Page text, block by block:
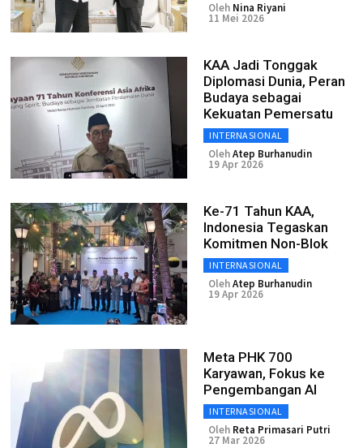
Oleh Nina Riyani
11 Mei 2026
KAA Jadi Tonggak
Diplomasi Dunia, Peran
Budaya sebagai
Kekuatan Pemersatu
INTERNASIONAL
OlehAtep Burhanudin
19 Apr 2026
Ke-71 Tahun KAA,
Indonesia Tegaskan
Komitmen Non-Blok
INTERNASIONAL
OlehAtep Burhanudin
19 Apr 2026
Meta PHK 700
Karyawan, Fokus ke
Pengembangan AI
INTERNASIONAL
Oleh Reta Primasari Putri
27 Mar 2026